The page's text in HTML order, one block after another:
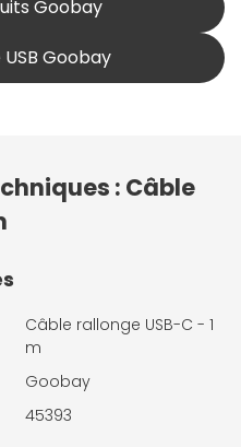
Goobay
Goobay
: Câble
Câble rallonge USB-C - 1
m
Goobay
45393